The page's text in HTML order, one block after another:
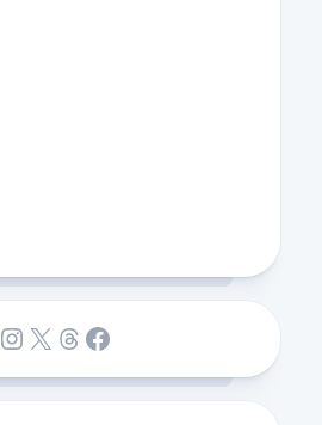
Instagram
X Threads
Facebook